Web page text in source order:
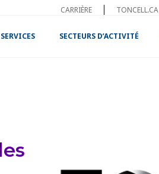
CARRIÈRE TONCELL.CA
SERVICES SECTEURS D’ACTIVITÉ